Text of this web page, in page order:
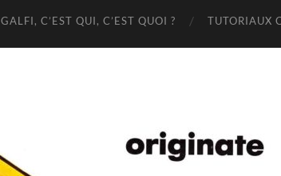
GALFI, C’EST QUI, C’EST QUOI ? TUTORIAUX